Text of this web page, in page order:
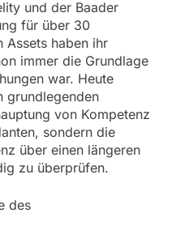
und der Baader
für über 30
Assets haben ihr
immer die Grundlage
war. Heute
grundlegenden
von Kompetenz
sondern die
über einen längeren
zu überprüfen.
des